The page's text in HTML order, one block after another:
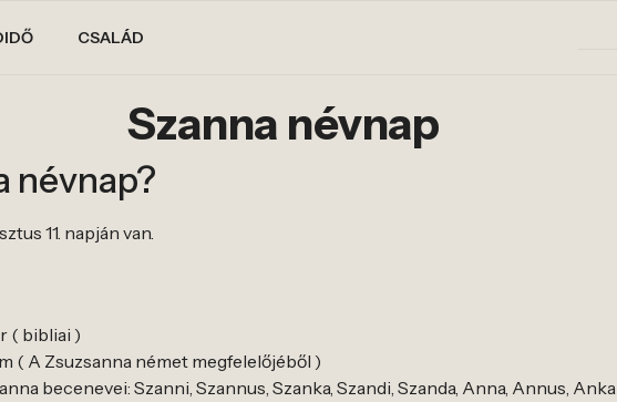
CSALÁD
Szanna névnap
névnap?
11. napján van.
( bibliai )
( A Zsuzsanna német megfelelőjéből )
becenevei: Szanni, Szannus, Szanka, Szandi, Szanda, Anna, Annus, Anka